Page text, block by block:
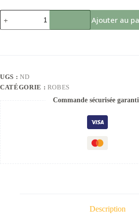
Ajouter au
UGS : ND
CATÉGORIE : ROBES
Commande sécurisée
Description